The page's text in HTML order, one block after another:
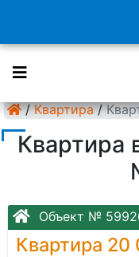
/ Квартира /
Квартира
Объект №
Квартира 20